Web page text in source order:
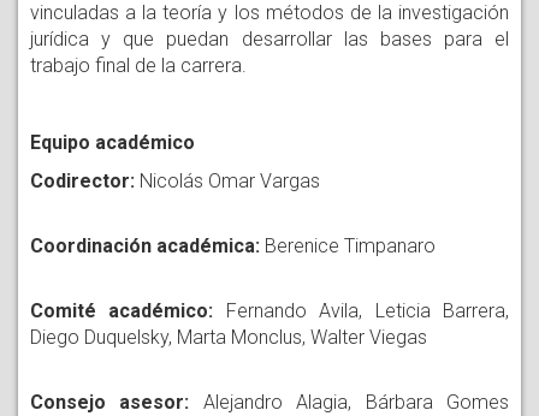
vinculadas a la teoría y los métodos de la investigación
jurídica y que puedan desarrollar las bases para el
trabajo final de la carrera.
Equipo académico
Codirector: Nicolás Omar Vargas
Coordinación académica: Berenice Timpanaro
Comité académico: Fernando Avila, Leticia Barrera,
Diego Duquelsky, Marta Monclus, Walter Viegas
Consejo asesor: Alejandro Alagia, Bárbara Gomes